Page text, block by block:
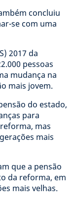
concluiu
se com uma
2017 da
pessoas
mudança na
mais jovem.
do estado,
para
mas
mais
que a pensão
da reforma, em
mais velhas.